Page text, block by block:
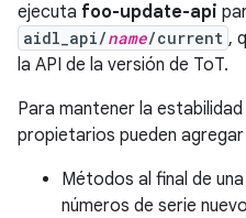
ejecuta foo-update-api
aidl_api/name/current ,
la API de la versión de ToT.
Para mantener la
propietarios pueden
Métodos al final de
números de serie